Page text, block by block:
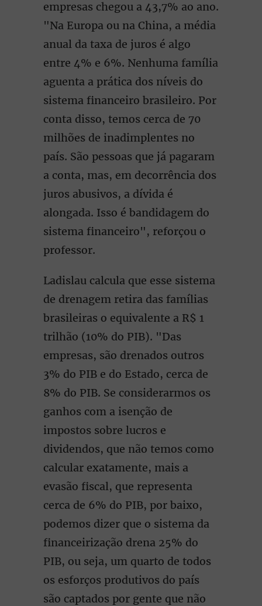
empresas chegou a 43,7% ao ano.
"Na Europa ou na China, a média
anual da taxa de juros é algo
entre 4% e 6%. Nenhuma família
aguenta a prática dos níveis do
sistema financeiro brasileiro. Por
conta disso, temos cerca de 70
milhões de inadimplentes no
país. São pessoas que já pagaram
a conta, mas, em decorrência dos
juros abusivos, a dívida é
alongada. Isso é bandidagem do
sistema financeiro", reforçou o
professor.
Ladislau calcula que esse sistema
de drenagem retira das famílias
brasileiras o equivalente a R$ 1
trilhão (10% do PIB). "Das
empresas, são drenados outros
3% do PIB e do Estado, cerca de
8% do PIB. Se considerarmos os
ganhos com a isenção de
impostos sobre lucros e
dividendos, que não temos como
calcular exatamente, mais a
evasão fiscal, que representa
cerca de 6% do PIB, por baixo,
podemos dizer que o sistema da
financeirização drena 25% do
PIB, ou seja, um quarto de todos
os esforços produtivos do país
são captados por gente que não